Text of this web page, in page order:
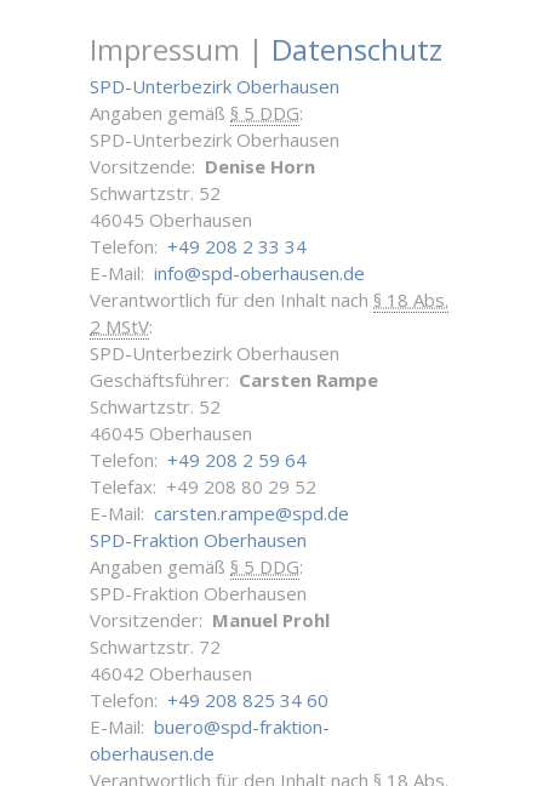
Impressum | Datenschutz
SPD-Unterbezirk Oberhausen
Angaben gemäß § 5 DDG:
SPD-Unterbezirk Oberhausen
Vorsitzende: Denise Horn
Schwartzstr. 52
46045 Oberhausen
Telefon: +49 208 2 33 34
E-Mail: info@spd-oberhausen.de
Verantwortlich für den Inhalt nach § 18 Abs.
2 MStV:
SPD-Unterbezirk Oberhausen
Geschäftsführer: Carsten Rampe
Schwartzstr. 52
46045 Oberhausen
Telefon: +49 208 2 59 64
Telefax: +49 208 80 29 52
E-Mail: carsten.rampe@spd.de
SPD-Fraktion Oberhausen
Angaben gemäß § 5 DDG:
SPD-Fraktion Oberhausen
Vorsitzender: Manuel Prohl
Schwartzstr. 72
46042 Oberhausen
Telefon: +49 208 825 34 60
E-Mail: buero@spd-fraktion-
oberhausen.de
Verantwortlich für den Inhalt nach § 18 Abs.